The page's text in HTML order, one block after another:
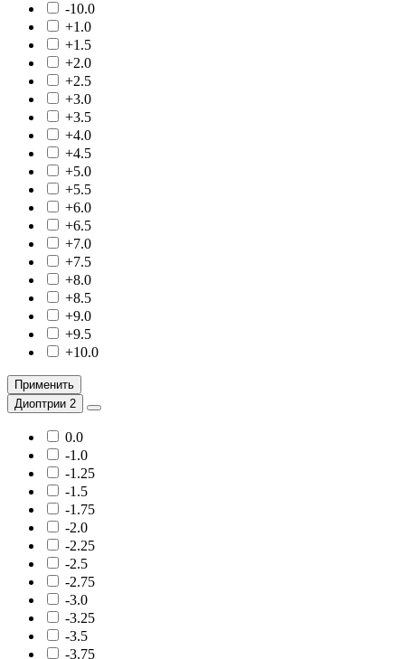
-10.0
+1.0
+1.5
+2.0
+2.5
+3.0
+3.5
+4.0
+4.5
+5.0
+5.5
+6.0
+6.5
+7.0
+7.5
+8.0
+8.5
+9.0
+9.5
+10.0
Применить
Диоптрии 2
0.0
-1.0
-1.25
-1.5
-1.75
-2.0
-2.25
-2.5
-2.75
-3.0
-3.25
-3.5
-3.75